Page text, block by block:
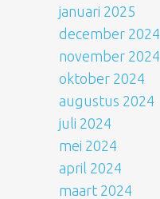
januari 2025
december 2024
november 2024
oktober 2024
augustus 2024
juli 2024
mei 2024
april 2024
maart 2024